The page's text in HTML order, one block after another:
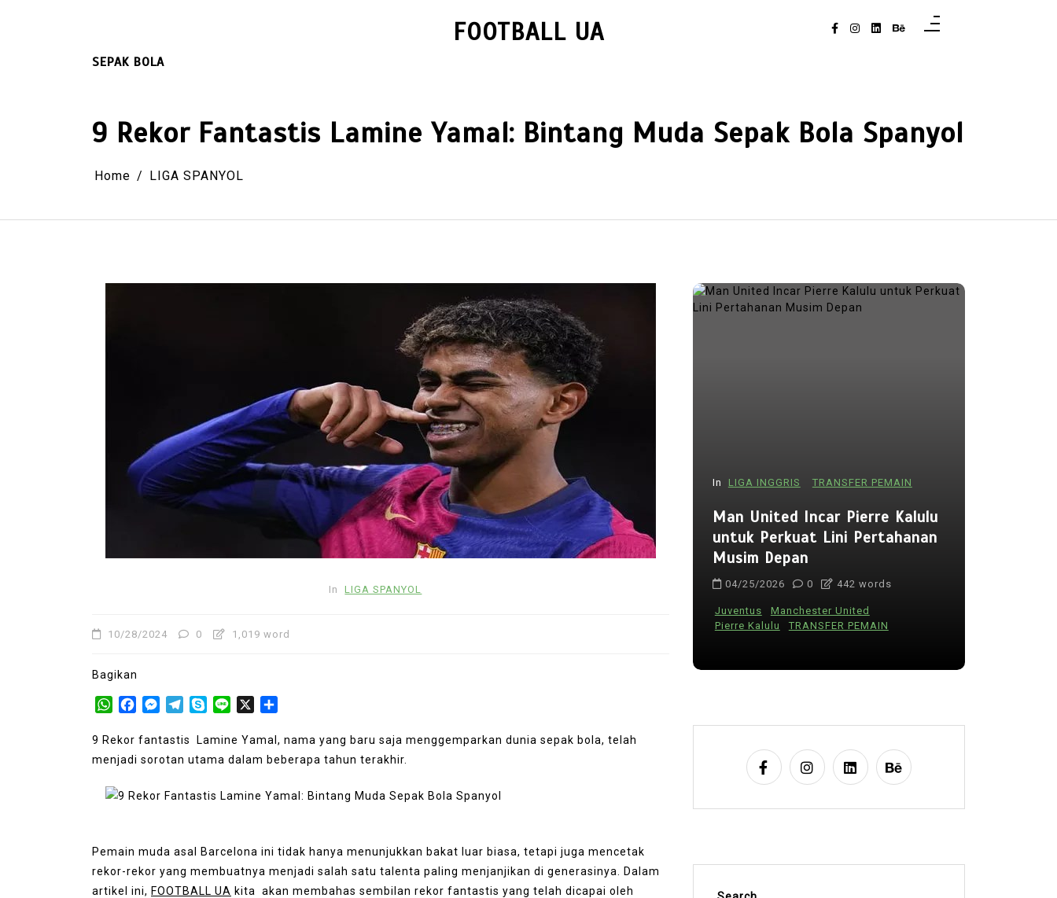
FOOTBALL UA
SEPAK BOLA
9 Rekor Fantastis Lamine Yamal: Bintang Muda Sepak Bola Spanyol
Home LIGA SPANYOL
In LIGA SPANYOL
10/28/2024 0 1,019 word
Bagikan
WhatsApp
Facebook
Messenger
Telegram
SkypeLine
9 Rekor fantastis Lamine Yamal, nama yang baru saja menggemparkan dunia sepak bola, telah
menjadi sorotan utama dalam beberapa tahun terakhir.
Pemain muda asal Barcelona ini tidak hanya menunjukkan bakat luar biasa, tetapi juga mencetak
rekor-rekor yang membuatnya menjadi salah satu talenta paling menjanjikan di generasinya. Dalam
artikel ini, FOOTBALL UA kita akan membahas sembilan rekor fantastis yang telah dicapai oleh
In LIGA INGGRIS TRANSFER PEMAIN
Man United Incar Pierre Kalulu
untuk Perkuat Lini Pertahanan
Musim Depan
442 words
Pierre Kalulu
In PIALA DUNIA
Ancelotti Siap Korbankan
Bintang Chelsea Demi Neymar di
Piala Dunia
In LIGA INGGRIS TRANSFER PEMAIN
Man United Incar Pierre Kalulu
untuk Perkuat Lini Pertahanan
Musim Depan
04/25/2026 0 442 words
Juventus
Manchester United
Pierre Kalulu
TRANSFER PEMAIN